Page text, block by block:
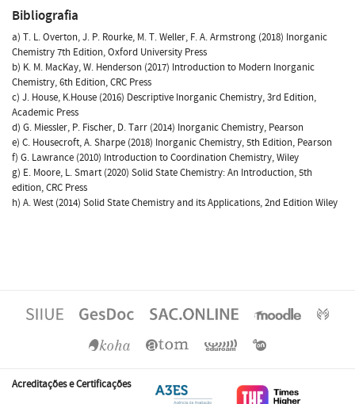
Bibliografia
a) T. L. Overton, J. P. Rourke, M. T. Weller, F. A. Armstrong (2018) Inorganic
Chemistry 7th Edition, Oxford University Press
b) K. M. MacKay, W. Henderson (2017) Introduction to Modern Inorganic
Chemistry, 6th Edition, CRC Press
c) J. House, K.House (2016) Descriptive Inorganic Chemistry, 3rd Edition,
Academic Press
d) G. Miessler, P. Fischer, D. Tarr (2014) Inorganic Chemistry, Pearson
e) C. Housecroft, A. Sharpe (2018) Inorganic Chemistry, 5th Edition, Pearson
f) G. Lawrance (2010) Introduction to Coordination Chemistry, Wiley
g) E. Moore, L. Smart (2020) Solid State Chemistry: An Introduction, 5th
edition, CRC Press
h) A. West (2014) Solid State Chemistry and its Applications, 2nd Edition Wiley
Acreditações e Certificações